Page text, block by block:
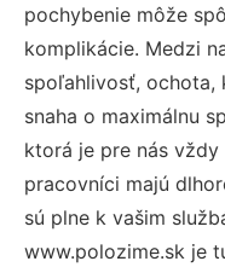
pochybenie môže
komplikácie. Medzi
spoľahlivosť, ochota,
snaha o maximálnu
ktorá je pre nás vždy
pracovníci majú
sú plne k vašim
www.polozime.sk je